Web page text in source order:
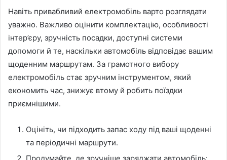
Навіть привабливий електромобіль варто розглядати
уважно. Важливо оцінити комплектацію, особливості
інтер’єру, зручність посадки, доступні системи
допомоги й те, наскільки автомобіль відповідає вашим
щоденним маршрутам. За грамотного вибору
електромобіль стає зручним інструментом, який
економить час, знижує втому й робить поїздки
приємнішими.
Оцініть, чи підходить запас ходу під ваші щоденні
та періодичні маршрути.